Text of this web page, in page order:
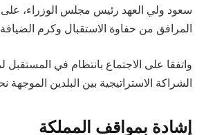
سعود ولي العهد رئيس مجلس الوزراء، على
المرافق من حفاوة الاستقبال وكرم
واتفقا على الاجتماع بانتظام في المستقبل
الشراكة الاستراتيجية بين البلدين الموجهة
إشادة بمواقف المملكة